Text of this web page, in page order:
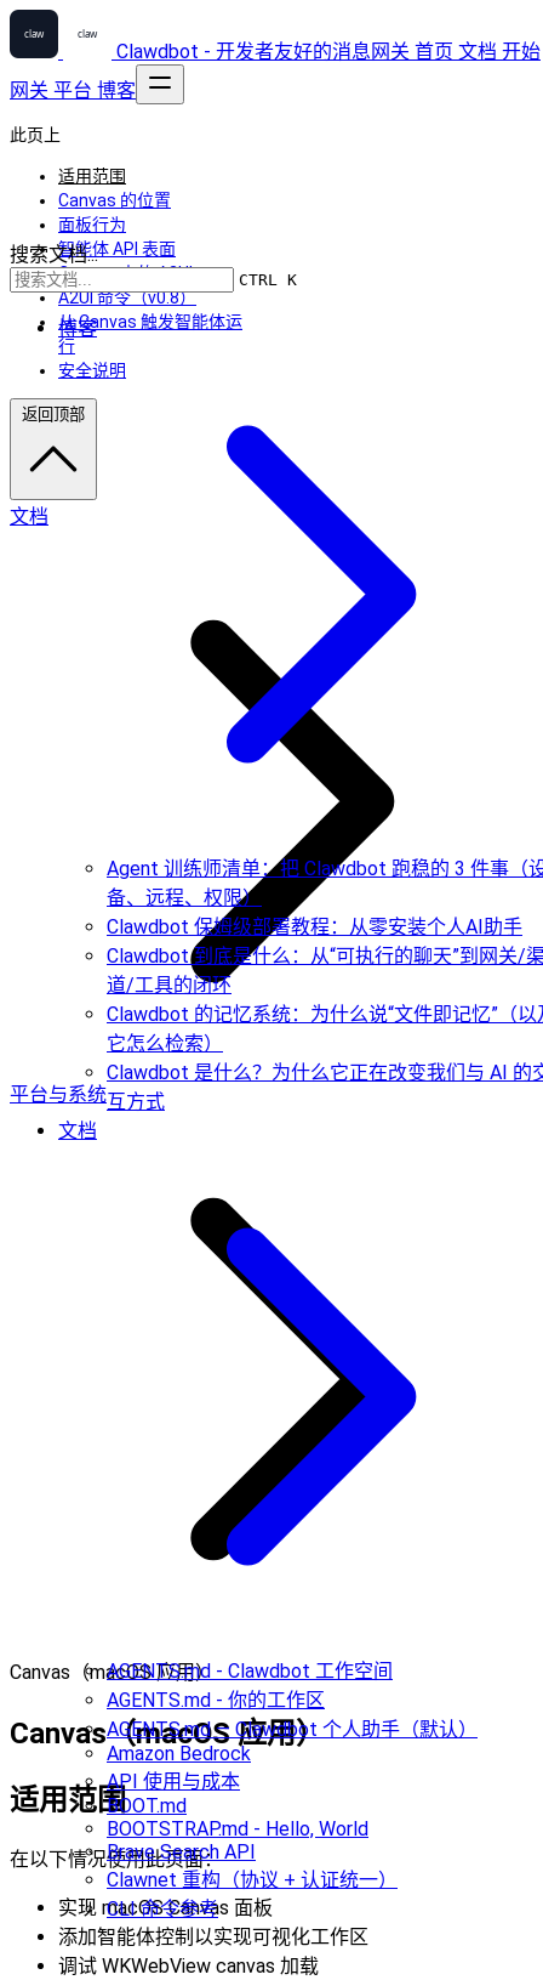
Clawdbot - 开发者友好的消息网关 首页 文档 开始
网关 平台 博客
搜索文档...
CTRL K
博客
Agent 训练师清单：把 Clawdbot 跑稳的 3 件事（
备、远程、权限）
Clawdbot 保姆级部署教程：从零安装个人AI助手
Clawdbot 到底是什么：从“可执行的聊天”到网关/
道/工具的闭环
Clawdbot 的记忆系统：为什么说“文件即记忆”（以
它怎么检索）
Clawdbot 是什么？为什么它正在改变我们与 AI 的
互方式
文档
AGENTS.md - Clawdbot 工作空间
AGENTS.md - 你的工作区
AGENTS.md — Clawdbot 个人助手（默认）
Amazon Bedrock
API 使用与成本
BOOT.md
BOOTSTRAP.md - Hello, World
Brave Search API
Clawnet 重构（协议 + 认证统一）
CLI 命令参考
此页上
适用范围
Canvas 的位置
面板行为
智能体 API 表面
Canvas 中的 A2UI
A2UI 命令（v0.8）
从 Canvas 触发智能体运
行
安全说明
返回顶部
文档
平台与系统
Canvas（macOS 应用）
Canvas（macOS 应用）
适用范围
在以下情况使用此页面：
实现 macOS Canvas 面板
添加智能体控制以实现可视化工作区
调试 WKWebView canvas 加载